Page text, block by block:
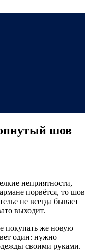
шов
неприятности, —
порвётся, то шов
не всегда бывает
выходит.
покупать же новую
один: нужно
своими руками.